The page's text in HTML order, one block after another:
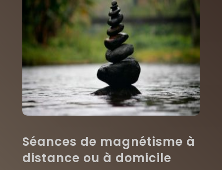
Séances de magnétisme à
distance ou à domicile